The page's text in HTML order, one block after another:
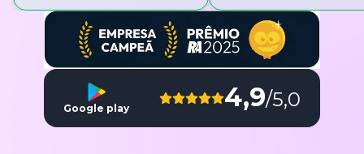
Google play 4,9/5,0